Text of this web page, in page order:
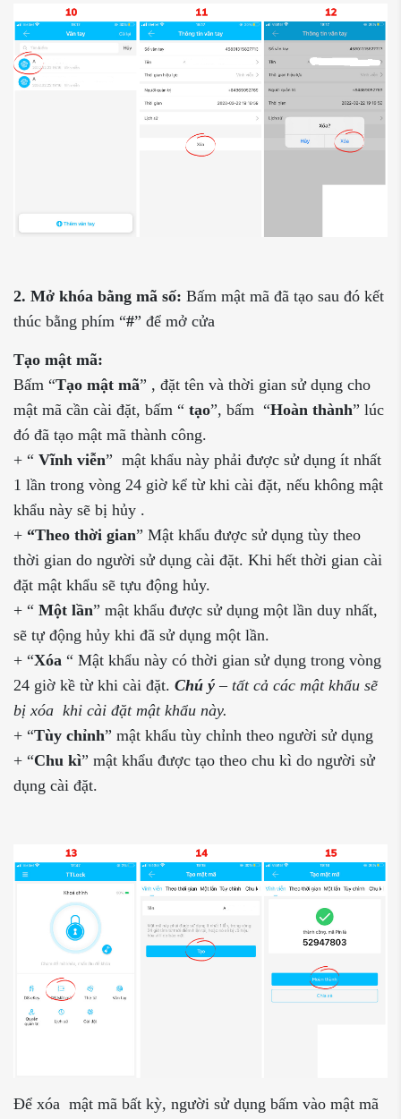
2. Mở khóa bằng mã số: Bấm mật mã đã tạo sau đó kết
thúc bằng phím “#” để mở cửa
Tạo mật mã:
Bấm “Tạo mật mã” , đặt tên và thời gian sử dụng cho
mật mã cần cài đặt, bấm “ tạo”, bấm “Hoàn thành” lúc
đó đã tạo mật mã thành công.
+ “ Vĩnh viễn” mật khẩu này phải được sử dụng ít nhất
1 lần trong vòng 24 giờ kể từ khi cài đặt, nếu không mật
khẩu này sẽ bị hủy .
+ “Theo thời gian” Mật khẩu được sử dụng tùy theo
thời gian do người sử dụng cài đặt. Khi hết thời gian cài
đặt mật khẩu sẽ tựu động hủy.
+ “ Một lần” mật khẩu được sử dụng một lần duy nhất,
sẽ tự động hủy khi đã sử dụng một lần.
+ “Xóa “ Mật khẩu này có thời gian sử dụng trong vòng
24 giờ kề từ khi cài đặt. Chú ý – tất cả các mật khẩu sẽ
bị xóa khi cài đặt mật khẩu này.
+ “Tùy chỉnh” mật khẩu tùy chỉnh theo người sử dụng
+ “Chu kì” mật khẩu được tạo theo chu kì do người sử
dụng cài đặt.
Để xóa mật mã bất kỳ, người sử dụng bấm vào mật mã